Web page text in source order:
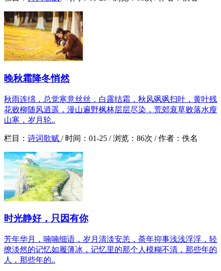
晚秋霜降冬悄然
秋雨连绵，总觉寒意丝丝，白露结霜，秋风飒飒扫叶，黄叶残
花败柳随风逍遥，漫山遍野枫林层层尽染，荒郊衰草败落水瘦
山寒，岁月轮..
栏目： 诗词歌赋 / 时间： 01-25 /浏览： 86次 /作者： 佚名
时光静好，只因有你
芳年华月，喃喃细语，岁月清淡安恙，荼年抑事浅浅浮浮，轻
缭淡然的记忆如履薄冰，记忆里的那个人模糊不清，那些年的
人，那些年的..